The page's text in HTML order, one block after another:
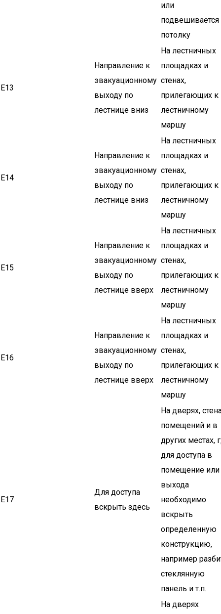
или
подвешивается
потолку
Е13
Направление к
эвакуационному
выходу по
лестнице вниз
На лестничных
площадках и
стенах,
прилегающих к
лестничному
маршу
Е14
Направление к
эвакуационному
выходу по
лестнице вниз
На лестничных
площадках и
стенах,
прилегающих к
лестничному
маршу
Е15
Направление к
эвакуационному
выходу по
лестнице вверх
На лестничных
площадках и
стенах,
прилегающих к
лестничному
маршу
Е16
Направление к
эвакуационному
выходу по
лестнице вверх
На лестничных
площадках и
стенах,
прилегающих к
лестничному
маршу
Е17
Для доступа
вскрыть здесь
На дверях,
помещений и в
других местах,
для доступа в
помещение или
выхода
необходимо
вскрыть
определенную
конструкцию,
например
стеклянную
панель и т.п.
На дверях